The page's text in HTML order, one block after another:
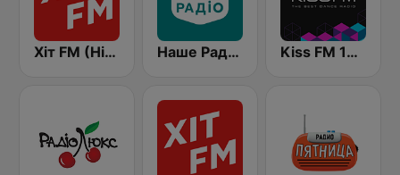
Хіт FM (Hit FM) Наше Радио (Nashe Radio) 107.9 Kiss FM 106.5 (Кисc ФМ)